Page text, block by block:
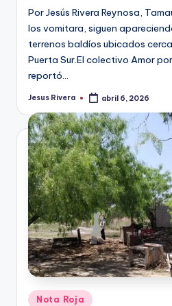
Por Jesús Rivera Reynosa,
los vomitara, siguen
terrenos baldíos ubicados
Puerta Sur.El colectivo Amor
reportó…
Publicado
Jesus Rivera abril 6, 2026
Publicado
Nota Roja